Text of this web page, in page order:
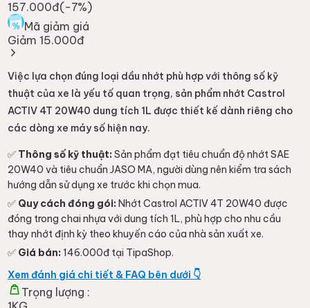
Trọng lượng :
1KG
Phí vận chuyển theo khu vực và chương trình hiện
hành (dự kiến 2-3 ngày)
Mua Ngay
MÔ TẢ SẢN PHẨMNHẬN XÉT & ĐÁNH GIÁ (1)
Review Nhớt Castrol ACTIV 4T 20W40 (1L) -
Thông tin & giá tại TipaShop
Việc lựa chọn loại dầu nhớt phù hợp là yếu tố quan trọng để
duy trì trạng thái hoạt động ổn định cho phương tiện của bạn.
Nếu bạn đang tìm kiếm sản phẩm dầu nhớt cho xe máy, Nhớt
Castrol ACTIV 4T 20W40 (1L) từ thương hiệu CASTROL là một
lựa chọn đáng cân nhắc. Sản phẩm này hiện đang có mặt tại
TipaShop, đáp ứng nhu cầu bảo dưỡng định kỳ cho người dùng